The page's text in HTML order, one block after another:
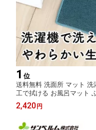
1 位
送料無料 洗面所 マット
工で拭ける お風呂マット
ンベルム PallyPally
2,420 円